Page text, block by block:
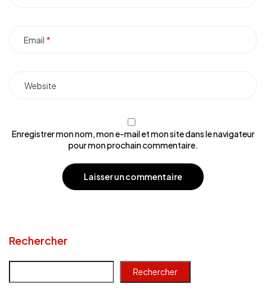
Rechercher
Rechercher
Email
Enregistrer mon nom, mon e-mail et mon site dans le navigateur
pour mon prochain commentaire.